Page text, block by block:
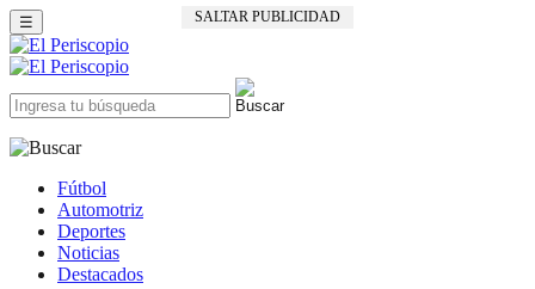
SALTAR PUBLICIDAD
☰
Fútbol
Automotriz
Deportes
Noticias
Destacados